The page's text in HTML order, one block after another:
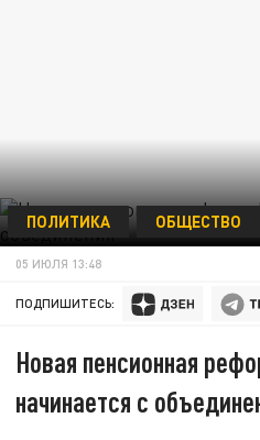
ПОЛИТИКА ОБЩЕСТВО
05 ИЮЛЯ 13:48
ПОДПИШИТЕСЬ:
Новая пенсионная
начинается с